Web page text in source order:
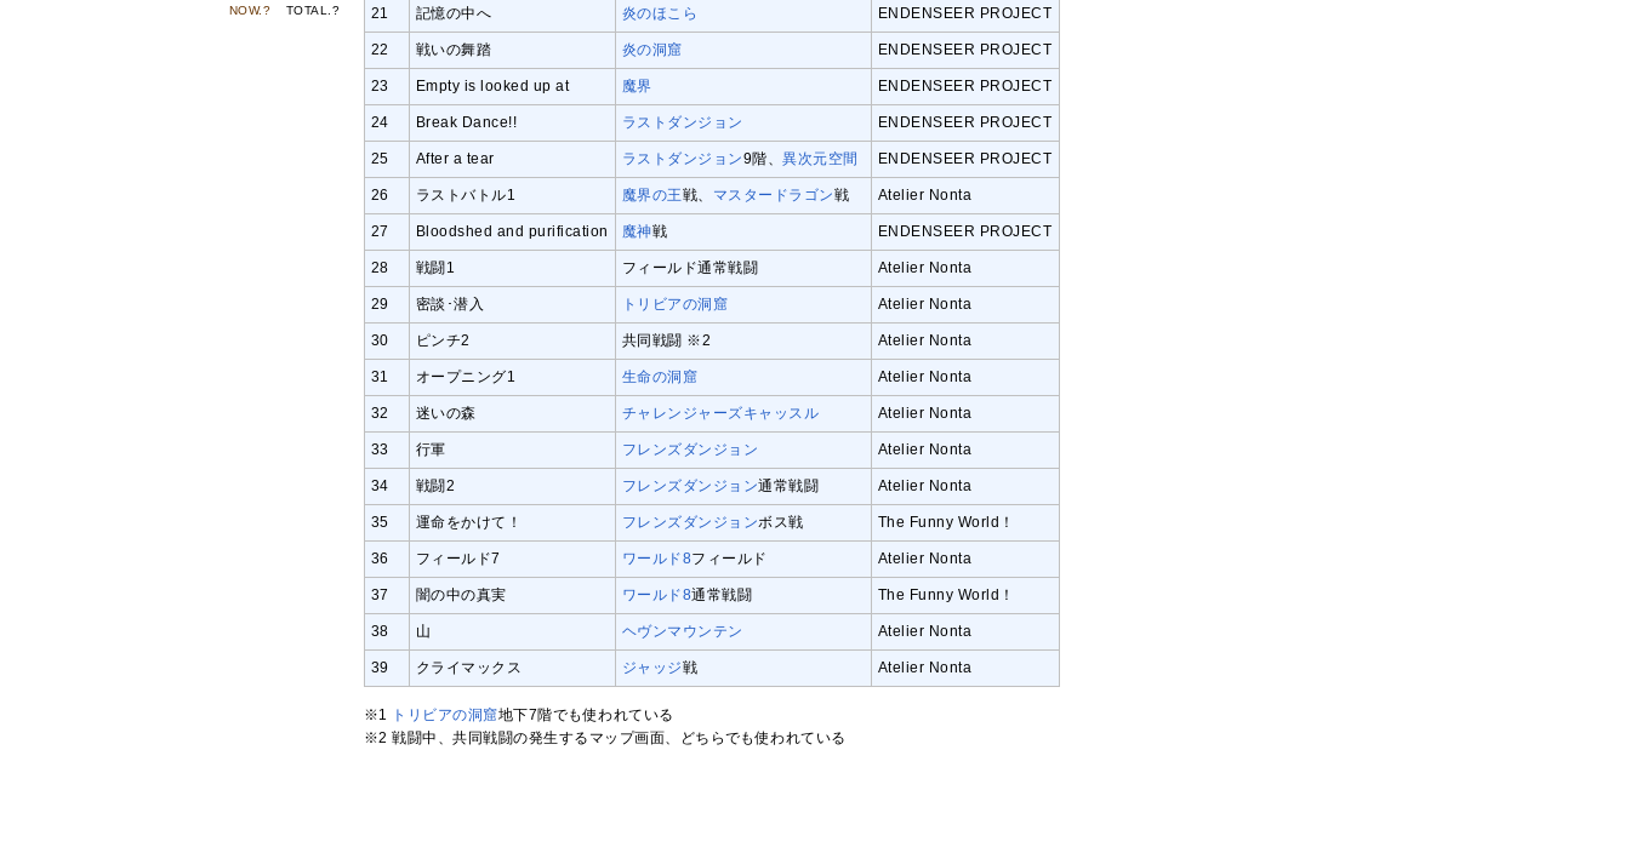
21 記憶の中へ 炎のほこら ENDENSEER PROJECT
22 戦いの舞踏 炎の洞窟 ENDENSEER PROJECT
23 Empty is looked up at 魔界 ENDENSEER PROJECT
24 Break Dance!! ラストダンジョン ENDENSEER PROJECT
25 After a tear ラストダンジョン9階、異次元空間 ENDENSEER PROJECT
26 ラストバトル1 魔界の王戦、 マスタードラゴン戦 Atelier Nonta
27 Bloodshed and purification 魔神戦 ENDENSEER PROJECT
28 戦闘1 フィールド通常戦闘 Atelier Nonta
29 密談･潜入 トリビアの洞窟 Atelier Nonta
30 ピンチ2 共同戦闘 ※2 Atelier Nonta
31 オープニング1 生命の洞窟 Atelier Nonta
32 迷いの森 チャレンジャーズキャッスル Atelier Nonta
33 行軍 フレンズダンジョン Atelier Nonta
34 戦闘2 フレンズダンジョン通常戦闘 Atelier Nonta
35 運命をかけて！ フレンズダンジョンボス戦 The Funny World！
36 フィールド7 ワールド8フィールド Atelier Nonta
37 闇の中の真実 ワールド8通常戦闘 The Funny World！
38 山 ヘヴンマウンテン Atelier Nonta
39 クライマックス ジャッジ戦 Atelier Nonta
※1 トリビアの洞窟地下7階でも使われている
※2 戦闘中、共同戦闘の発生するマップ画面、どちらでも使われている
NOW.? TOTAL. ?